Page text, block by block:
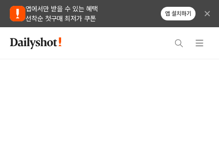
앱에서만 받을 수 있는 혜택
선착순 첫구매 최저가 쿠폰
앱 설치하기